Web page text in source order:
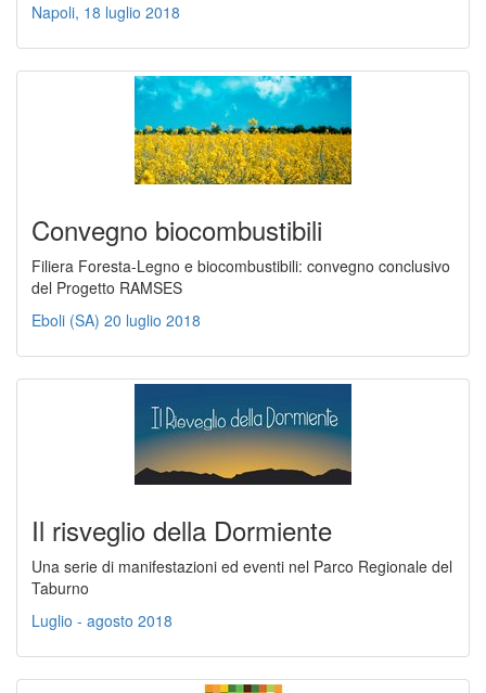
Napoli, 18 luglio 2018
Convegno biocombustibili
Filiera Foresta-Legno e biocombustibili: convegno conclusivo
del Progetto RAMSES
Eboli (SA) 20 luglio 2018
Il risveglio della Dormiente
Una serie di manifestazioni ed eventi nel Parco Regionale del
Taburno
Luglio - agosto 2018